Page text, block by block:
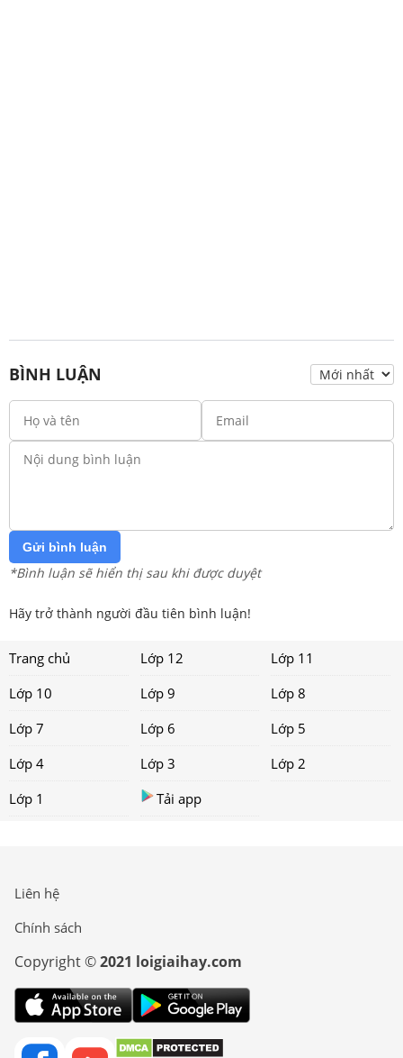
BÌNH LUẬN
Gửi bình luận
*Bình luận sẽ hiển thị sau khi được duyệt
Hãy trở thành người đầu tiên bình luận!
Trang chủ Lớp 12
Lớp 11
Lớp 10
Lớp 9
Lớp 8
Lớp 7
Lớp 6
Lớp 5
Lớp 4
Lớp 3
Lớp 2
Lớp 1
Tải app
Liên hệ
Chính sách
Copyright ©2021 loigiaihay.com